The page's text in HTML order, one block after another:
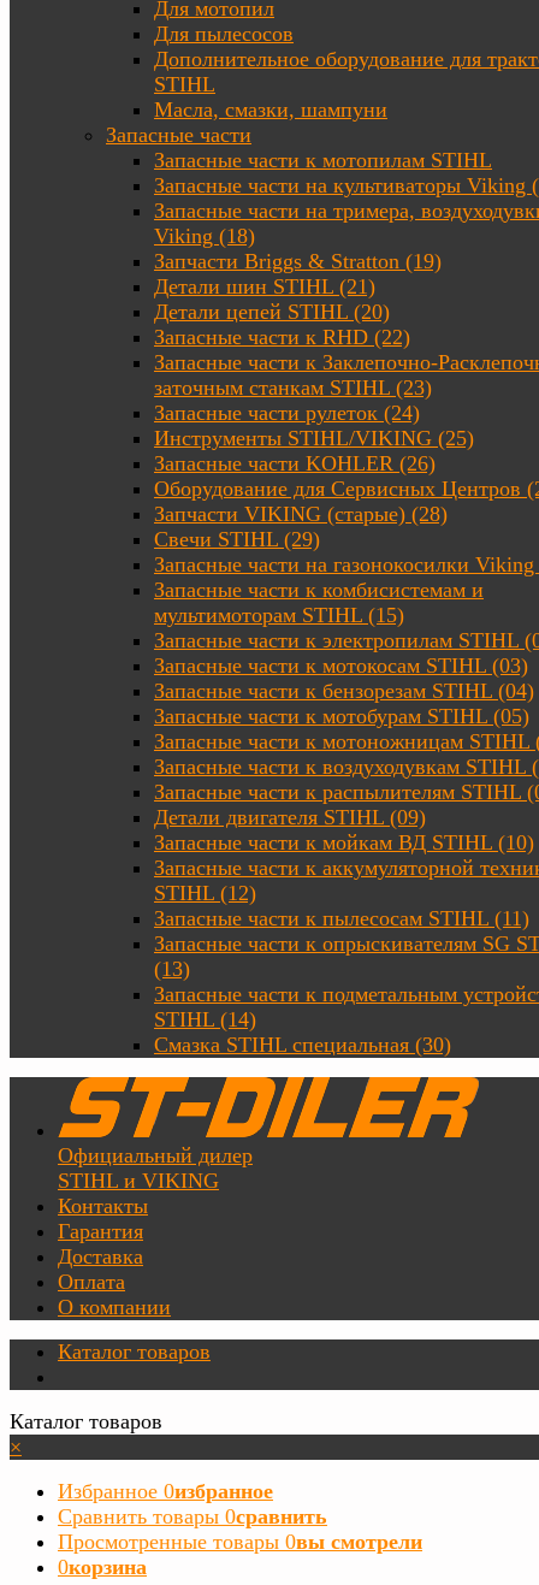
Для мотопил
Для пылесосов
Дополнительное оборудование для
STIHL
Масла, смазки, шампуни
Запасные части
Запасные части к мотопилам STIHL
Запасные части на культиваторы Viking
Запасные части на тримера,
Viking (18)
Запчасти Briggs & Stratton (19)
Детали шин STIHL (21)
Детали цепей STIHL (20)
Запасные части к RHD (22)
Запасные части к Заклепочно-
заточным станкам STIHL (23)
Запасные части рулеток (24)
Инструменты STIHL/VIKING (25)
Запасные части KOHLER (26)
Оборудование для Сервисных Центров
Запчасти VIKING (старые) (28)
Свечи STIHL (29)
Запасные части на газонокосилки
Запасные части к комбисистемам и
мультимоторам STIHL (15)
Запасные части к электропилам STIHL
Запасные части к мотокосам STIHL (03)
Запасные части к бензорезам STIHL (04)
Запасные части к мотобурам STIHL (05)
Запасные части к мотоножницам STIHL
Запасные части к воздуходувкам STIHL
Запасные части к распылителям STIHL
Детали двигателя STIHL (09)
Запасные части к мойкам ВД STIHL (10)
Запасные части к аккумуляторной
STIHL (12)
Запасные части к пылесосам STIHL (11)
Запасные части к опрыскивателям SG
(13)
Запасные части к подметальным
STIHL (14)
Смазка STIHL специальная (30)
Официальный дилер
STIHL и VIKING
Контакты
Гарантия
Доставка
Оплата
О компании
Каталог товаров
Каталог товаров
×
Избранное 0избранное
Сравнить товары 0сравнить
Просмотренные товары 0вы смотрели
0корзина